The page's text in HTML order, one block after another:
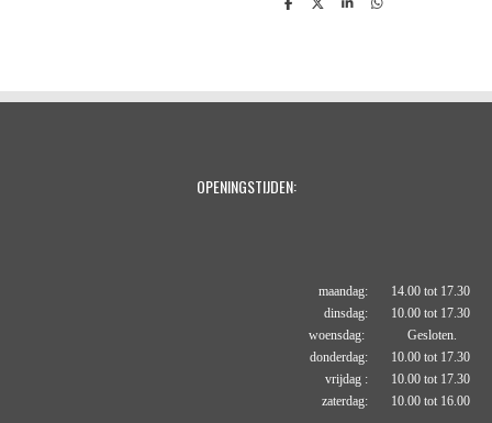
D
D
S
D
OPENINGSTIJDEN:
maandag: 14.00 tot 17.30
dinsdag: 10.00 tot 17.30
woensdag: Gesloten.
donderdag: 10.00 tot 17.30
vrijdag : 10.00 tot 17.30
zaterdag: 10.00 tot 16.00